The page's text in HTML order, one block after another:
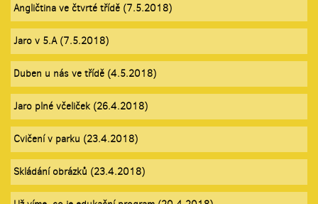
Angličtina ve čtvrté třídě (7.5.2018)
Jaro v 5.A (7.5.2018)
Duben u nás ve třídě (4.5.2018)
Jaro plné včeliček (26.4.2018)
Cvičení v parku (23.4.2018)
Skládání obrázků (23.4.2018)